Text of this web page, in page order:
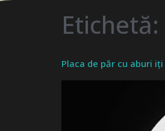
Etichetă:
Placa de păr cu aburi